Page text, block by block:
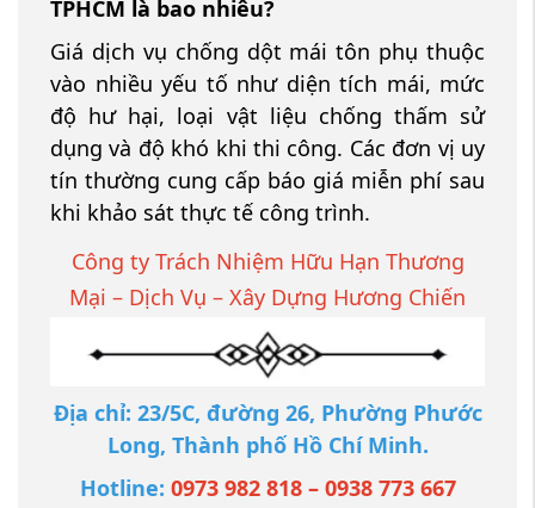
TPHCM là bao nhiêu?
Giá dịch vụ chống dột mái tôn phụ thuộc
vào nhiều yếu tố như diện tích mái, mức
độ hư hại, loại vật liệu chống thấm sử
dụng và độ khó khi thi công. Các đơn vị uy
tín thường cung cấp báo giá miễn phí sau
khi khảo sát thực tế công trình.
Công ty Trách Nhiệm Hữu Hạn Thương
Mại – Dịch Vụ – Xây Dựng Hương Chiến
Địa chỉ: 23/5C, đường 26, Phường Phước
Long, Thành phố Hồ Chí Minh.
Hotline: 0973 982 818 – 0938 773 667